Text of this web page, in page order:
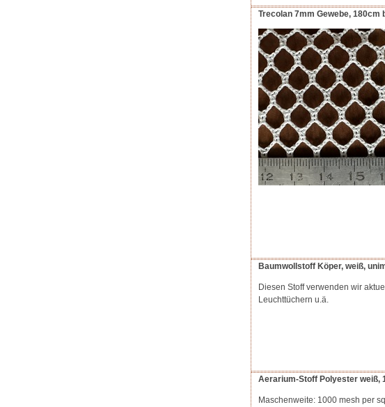
Trecolan 7mm Gewebe, 180cm
Baumwollstoff Köper, weiß,
Diesen Stoff verwenden wir
Leuchttüchern u.ä.
Aerarium-Stoff Polyester weiß,
Maschenweite: 1000 mesh per